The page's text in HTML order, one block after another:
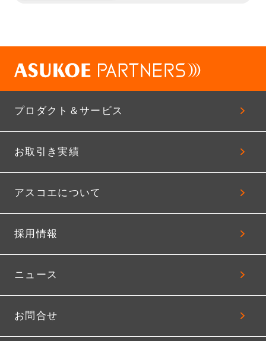
プロダクト＆サービス
お取引き実績
アスコエについて
採用情報
ニュース
お問合せ